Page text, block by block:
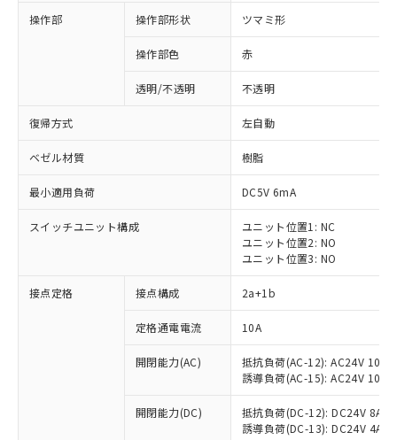
操作部 操作部形状 ツマミ形
操作部色 赤
透明/不透明 不透明
復帰方式 左自動
ベゼル材質 樹脂
最小適用負荷 DC5V 6mA
スイッチユニット構成
ユニット位置1: NC
ユニット位置2: NO
ユニット位置3: NO
接点定格 接点構成 2a+1b
定格通電電流 10A
開閉能力(AC)
抵抗負荷(AC-12): AC24V 10A/
誘導負荷(AC-15): AC24V
開閉能力(DC)
抵抗負荷(DC-12): DC24V 8A/
誘導負荷(DC-13): DC24V 4A/
ご利用条件
対応済み：EU RoHS指令（10物質）の
非含有に対応した製品が提供可能な商品で
有に対応した製品に切り替える予定のある